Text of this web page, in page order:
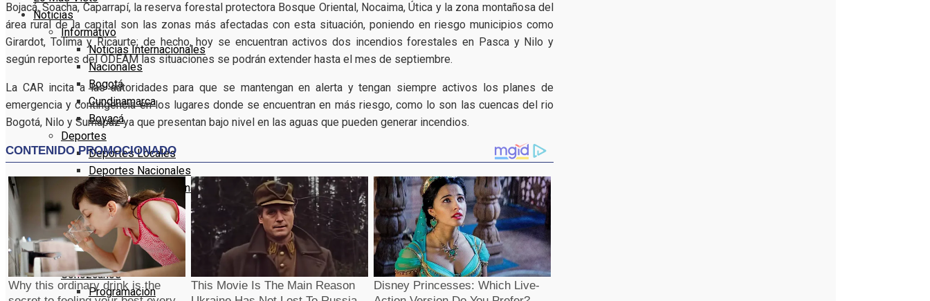
Noticias
Informativo
Noticias Internacionales
Nacionales
Bogotá
Cundinamarca
Boyacá
Deportes
Deportes Locales
Deportes Nacionales
Deportes Internacionales
De Interés
Agro Data
Artistas
Eventos
Conózcanos
Programacion
Bojacá, Soacha, Caparrapí, la reserva forestal protectora Bosque Oriental, Nocaima, Útica y la zona montañosa del
área rural de la capital son las zonas más afectadas con esta situación, poniendo en riesgo municipios como
Girardot, Tolima y Ricaurte; de hecho, hoy se encuentran activos dos incendios forestales en Pasca y Nilo y
según reportes del ODEAM las situaciones se podrán extender hasta el mes de septiembre.
La CAR incita a las autoridades para que se mantengan en alerta y tengan siempre activos los planes de
emergencia y contingencia en los lugares donde se encuentran en más riesgo, como lo son las cuencas del rio
Bogotá, Nilo y Sumapaz ya que presentan bajo nivel en las aguas que pueden generar incendios.